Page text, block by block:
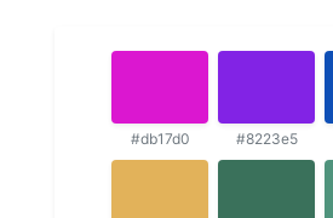
#db17d0 #8223e5